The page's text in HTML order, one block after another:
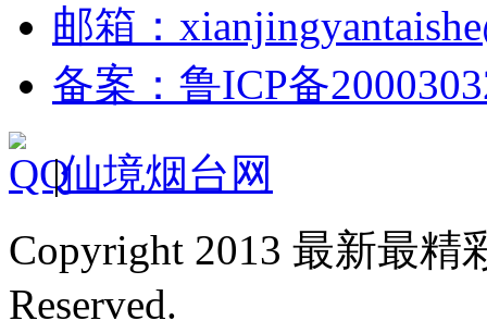
邮箱：
备案：鲁ICP备
|仙境烟台网
Copyright 2013 最新最
Reserved.